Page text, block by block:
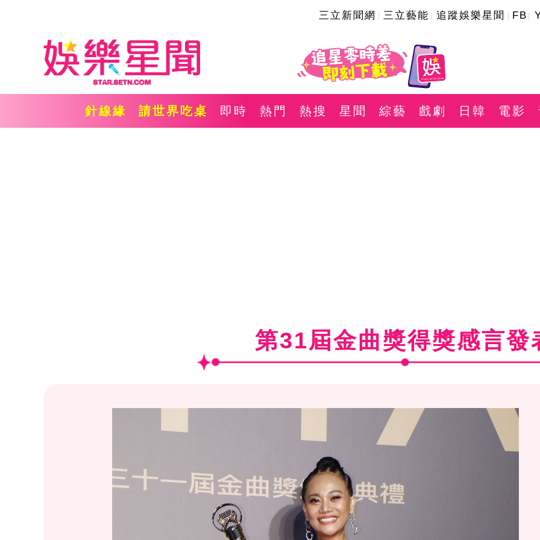
三立新聞網 三立藝能 追蹤娛樂星聞 FB
針線緣 請世界吃桌 即時 熱門 熱搜 星聞 綜藝 戲劇 日韓 電影
第31屆金曲獎得獎感言發